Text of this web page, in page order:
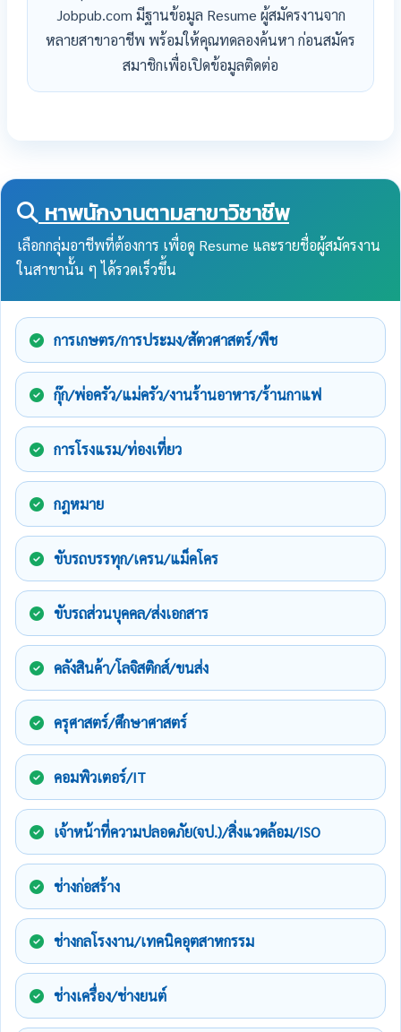
Jobpub.com มีฐานข้อมูล Resume ผู้สมัครงานจาก
หลายสาขาอาชีพ พร้อมให้คุณทดลองค้นหา ก่อนสมัคร
สมาชิกเพื่อเปิดข้อมูลติดต่อ
หาพนักงานตามสาขาวิชาชีพ
เลือกกลุ่มอาชีพที่ต้องการ เพื่อดู Resume และรายชื่อผู้สมัครงาน
ในสาขานั้น ๆ ได้รวดเร็วขึ้น
การเกษตร/การประมง/สัตวศาสตร์/พืช
กุ๊ก/พ่อครัว/แม่ครัว/งานร้านอาหาร/ร้านกาแฟ
การโรงแรม/ท่องเที่ยว
กฎหมาย
ขับรถบรรทุก/เครน/แม็คโคร
ขับรถส่วนบุคคล/ส่งเอกสาร
คลังสินค้า/โลจิสติกส์/ขนส่ง
ครุศาสตร์/ศึกษาศาสตร์
คอมพิวเตอร์/IT
เจ้าหน้าที่ความปลอดภัย(จป.)/สิ่งแวดล้อม/ISO
ช่างก่อสร้าง
ช่างกลโรงงาน/เทคนิคอุตสาหกรรม
ช่างเครื่อง/ช่างยนต์